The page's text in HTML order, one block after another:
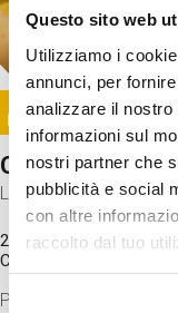
Questo sito web
Utilizziamo i
annunci, per
analizzare il
informazioni sul
nostri partner che
pubblicità e social
con altre
raccolto dal tuo
Selezione
Image
Come funziona
Laboratorio
20 Set 2026 / 11:15 -
Costo
Proveremo a